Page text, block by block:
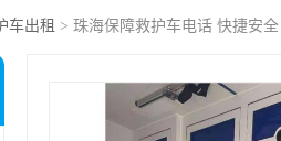
车出租 > 珠海保障救护车电话 快捷安全